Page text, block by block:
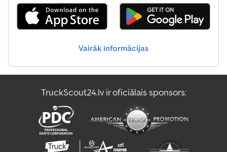
Nissan Kaste Furgons
Opel Kaste Furgons
Renault Kaste Furgons
Vantourer Kaste Furgons
Vw Kaste Furgons
Vairāk informācijas
TruckScout24.lv ir oficiālais sponsors: